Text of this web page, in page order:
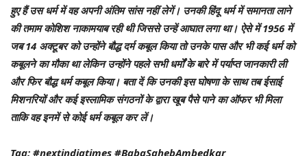
हुए हैं उस धर्म में वह अपनी अंतिम सांस नहीं लेगें। उनकी हिंदू धर्म में समानता लाने
की तमाम कोशिश नाकामयाब रही थी जिससे उन्हें आघात लगा था। ऐसे में 1956 में
जब 14 अक्टूबर को उन्होंने बौद्ध दर्म कबूल किया तो उनके पास और भी कई धर्म को
कबूलने का मौका था लेकिन उन्होंने पहले सभी धर्मों के बारे में पर्याप्त जानकारी ली
और फिर बौद्ध धर्म कबूल किया। बता दें कि उनकी इस घोषणा के साथ तब ईसाई
मिशनरियों और कई इस्लामिक संगठनों के द्वारा खूब पैसे पाने का ऑफर भी मिला
ताकि वह इनमें से कोई धर्म कबूल कर लें।
Tag: #nextindiatimes #BabaSahebAmbedkar